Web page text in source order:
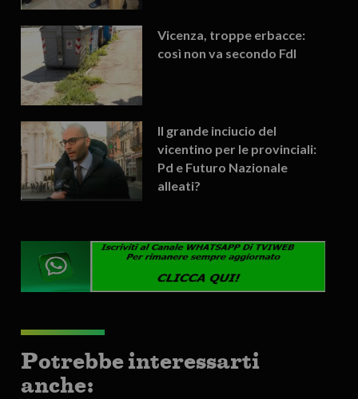
Vicenza, troppe erbacce:
così non va secondo FdI
Il grande inciucio del
vicentino per le provinciali:
Pd e Futuro Nazionale
alleati?
Potrebbe interessarti
anche: